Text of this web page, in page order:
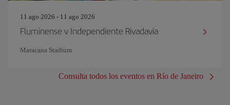
11 ago 2026 - 11 ago 2026
Fluminense v Independiente Rivadavia
Maracana Stadium
Consulta todos los eventos en Río de Janeiro